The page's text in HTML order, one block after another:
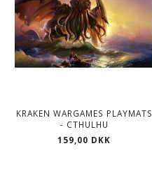
KRAKEN WARGAMES PLAYMATS
- CTHULHU
159,00 DKK